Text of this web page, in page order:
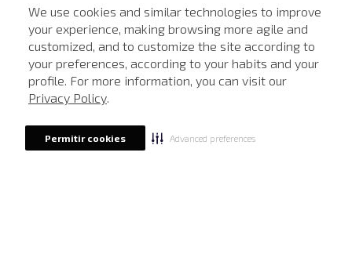
We use cookies and similar technologies to improve
your experience, making browsing more agile and
customized, and to customize the site according to
your preferences, according to your habits and your
profile. For more information, you can visit our
Privacy Policy.
Permitir cookies Advanced preferences